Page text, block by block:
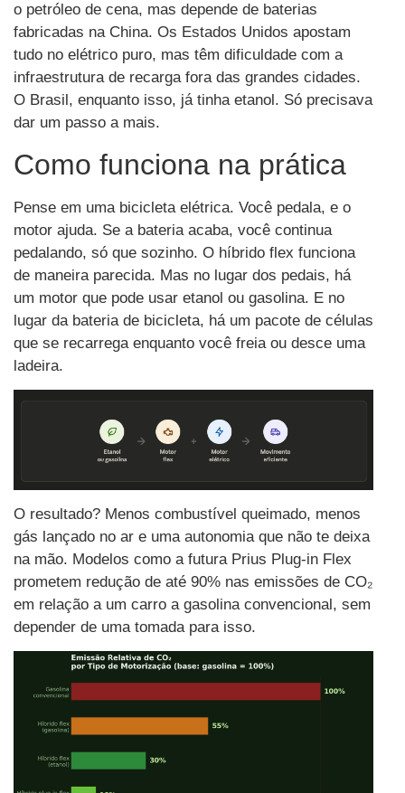
o petróleo de cena, mas depende de baterias
fabricadas na China. Os Estados Unidos apostam
tudo no elétrico puro, mas têm dificuldade com a
infraestrutura de recarga fora das grandes cidades.
O Brasil, enquanto isso, já tinha etanol. Só precisava
dar um passo a mais.
Como funciona na prática
Pense em uma bicicleta elétrica. Você pedala, e o
motor ajuda. Se a bateria acaba, você continua
pedalando, só que sozinho. O híbrido flex funciona
de maneira parecida. Mas no lugar dos pedais, há
um motor que pode usar etanol ou gasolina. E no
lugar da bateria de bicicleta, há um pacote de células
que se recarrega enquanto você freia ou desce uma
ladeira.
O resultado? Menos combustível queimado, menos
gás lançado no ar e uma autonomia que não te deixa
na mão. Modelos como a futura Prius Plug-in Flex
prometem redução de até 90% nas emissões de CO₂
em relação a um carro a gasolina convencional, sem
depender de uma tomada para isso.